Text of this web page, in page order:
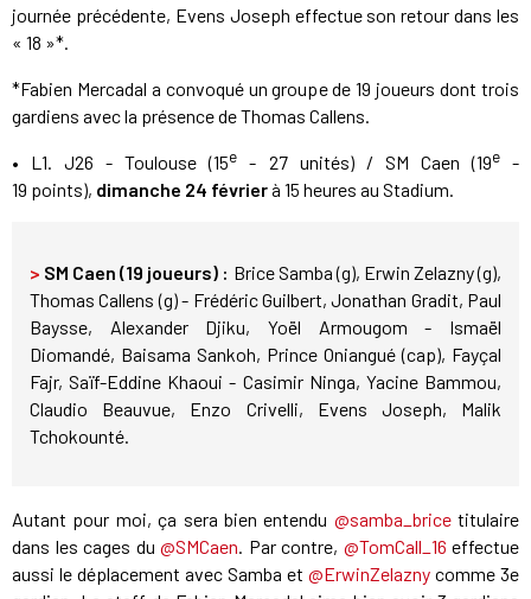
journée précédente, Evens Joseph effectue son retour dans les
« 18 »*.
*Fabien Mercadal a convoqué un groupe de 19 joueurs dont trois
gardiens avec la présence de Thomas Callens.
• L1. J26 - Toulouse (15e - 27 unités) / SM Caen (19e-
19 points), dimanche 24 févrierà 15 heures au Stadium.
> SM Caen (19 joueurs) : Brice Samba (g), Erwin Zelazny (g),
Thomas Callens (g) - Frédéric Guilbert, Jonathan Gradit, Paul
Baysse, Alexander Djiku, Yoël Armougom - Ismaël
Diomandé, Baisama Sankoh, Prince Oniangué (cap), Fayçal
Fajr, Saïf-Eddine Khaoui - Casimir Ninga, Yacine Bammou,
Claudio Beauvue, Enzo Crivelli, Evens Joseph, Malik
Tchokounté.
Autant pour moi, ça sera bien entendu @samba_bricetitulaire
dans les cages du @SMCaen. Par contre, @TomCall_16 effectue
aussi le déplacement avec Samba et @ErwinZelazny comme 3e